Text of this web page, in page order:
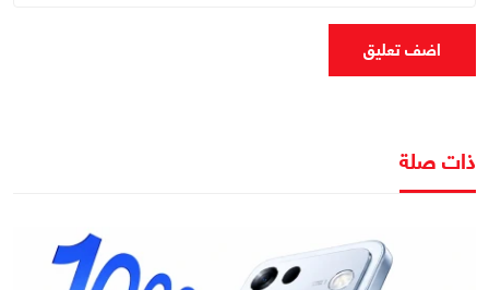
اضف تعليق
ذات صلة